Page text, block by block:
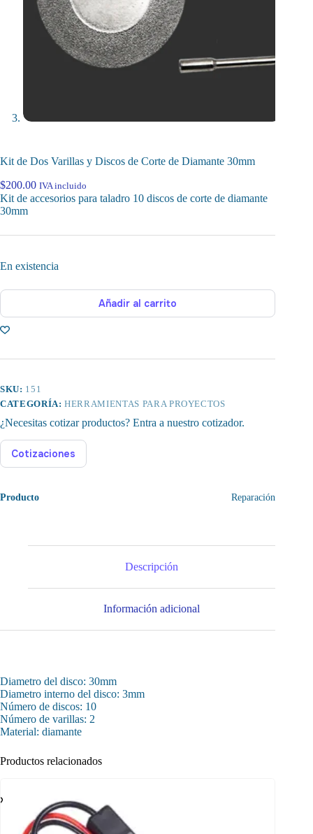
Kit de Dos Varillas y Discos de Corte de Diamante 30mm
$200.00 IVA incluido
Kit de accesorios para taladro 10 discos de corte de diamante
30mm
En existencia
Añadir al carrito
SKU: 151
CATEGORÍA:HERRAMIENTAS PARA PROYECTOS
¿Necesitas cotizar productos? Entra a nuestro cotizador.
Cotizaciones
Producto Reparación
Descripción
Información adicional
Diametro del disco: 30mm
Diametro interno del disco: 3mm
Número de discos: 10
Número de varillas: 2
Material: diamante
Productos relacionados